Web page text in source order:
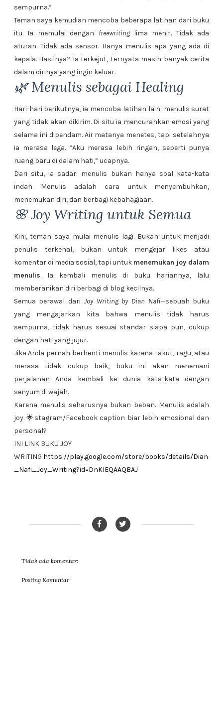
sempurna.”
Teman saya kemudian mencoba beberapa latihan dari buku
itu. Ia memulai dengan freewritinglima menit. Tidak ada
aturan. Tidak ada sensor. Hanya menulis apa yang ada di
kepala. Hasilnya? Ia terkejut, ternyata masih banyak cerita
dalam dirinya yang ingin keluar.
🌿 Menulis sebagai Healing
Hari-hari berikutnya, ia mencoba latihan lain: menulis surat
yang tidak akan dikirim. Di situ ia mencurahkan emosi yang
selama ini dipendam. Air matanya menetes, tapi setelahnya
ia merasa lega. “Aku merasa lebih ringan, seperti punya
ruang baru di dalam hati,” ucapnya.
Dari situ, ia sadar: menulis bukan hanya soal kata-kata
indah. Menulis adalah cara untuk menyembuhkan,
menemukan diri, dan berbagi kebahagiaan.
🌸 Joy Writing untuk Semua
Kini, teman saya mulai menulis lagi. Bukan untuk menjadi
penulis terkenal, bukan untuk mengejar likes atau
komentar di media sosial, tapi untuk menemukan joy dalam
menulis. Ia kembali menulis di buku hariannya, lalu
memberanikan diri berbagi di blog kecilnya.
Semua berawal dari Joy Writing by Dian Nafi—sebuah buku
yang mengajarkan kita bahwa menulis tidak harus
sempurna, tidak harus sesuai standar siapa pun, cukup
dengan hati yang jujur.
Jika Anda pernah berhenti menulis karena takut, ragu, atau
merasa tidak cukup baik, buku ini akan menemani
perjalanan Anda kembali ke dunia kata-kata dengan
senyum di wajah.
Karena menulis seharusnya bukan beban. Menulis adalah
joy. 🌟stagram/Facebook caption biar lebih emosional dan
personal?
INI LINK BUKU JOY
WRITING https://play.google.com/store/books/details/Dian
_Nafi_Joy_Writing?id=DnKIEQAAQBAJ
Tidak ada komentar:
Posting Komentar